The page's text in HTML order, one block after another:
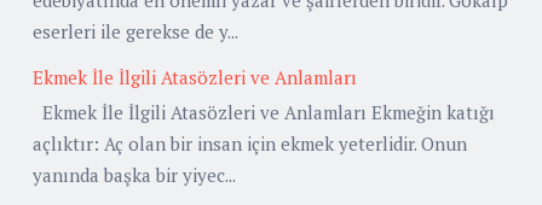
eserleri ile gerekse de y...
Ekmek İle İlgili Atasözleri ve Anlamları
Ekmek İle İlgili Atasözleri ve Anlamları Ekmeğin katığı
açlıktır: Aç olan bir insan için ekmek yeterlidir. Onun
yanında başka bir yiyec...